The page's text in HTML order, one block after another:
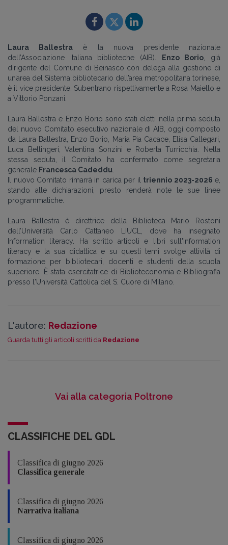
Laura Ballestra è la nuova presidente nazionale
dell’Associazione italiana biblioteche (AIB).
Enzo Borio , già
dirigente del Comune di Beinasco con delega alla gestione di
un’area del Sistema bibliotecario dell’area metropolitana torinese,
è il vice presidente. Subentrano rispettivamente a Rosa Maiello e
a Vittorio Ponzani.
Laura Ballestra e Enzo Borio sono stati eletti nella prima seduta
del nuovo Comitato esecutivo nazionale di AIB, oggi composto
da Laura Ballestra, Enzo Borio, Maria Pia Cacace, Elisa Callegari,
Luca Bellingeri, Valentina Sonzini e Roberta Turricchia. Nella
stessa seduta, il Comitato ha confermato come segretaria
generale Francesca Cadeddu
Il nuovo Comitato rimarrà in carica per il triennio 2023-2026 e,
stando alle dichiarazioni, presto renderà note le sue linee
programmatiche.
Laura Ballestra è direttrice della Biblioteca Mario Rostoni
dell’Università Carlo Cattaneo LIUCL, dove ha insegnato
Information literacy. Ha scritto articoli e libri sull'Information
literacy e la sua didattica e su questi temi svolge attività di
formazione per bibliotecari, docenti e studenti della scuola
superiore. È stata esercitatrice di Biblioteconomia e Bibliografia
presso l'Università Cattolica del S. Cuore di Milano.
L'autore: Redazione
Guarda tutti gli articoli scritti da Redazione
Vai alla categoria Poltrone
CLASSIFICHE DEL GDL
Classifica di giugno 2026
Classifica generale
Classifica di giugno 2026
Narrativa italiana
Classifica di giugno 2026